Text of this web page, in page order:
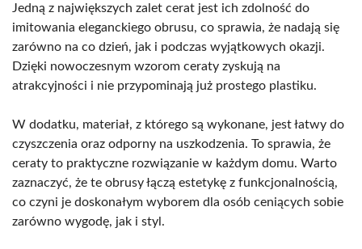
Jedną z największych zalet cerat jest ich zdolność do
imitowania eleganckiego obrusu, co sprawia, że nadają się
zarówno na co dzień, jak i podczas wyjątkowych okazji.
Dzięki nowoczesnym wzorom ceraty zyskują na
atrakcyjności i nie przypominają już prostego plastiku.
W dodatku, materiał, z którego są wykonane, jest łatwy do
czyszczenia oraz odporny na uszkodzenia. To sprawia, że
ceraty to praktyczne rozwiązanie w każdym domu. Warto
zaznaczyć, że te obrusy łączą estetykę z funkcjonalnością,
co czyni je doskonałym wyborem dla osób ceniących sobie
zarówno wygodę, jak i styl.